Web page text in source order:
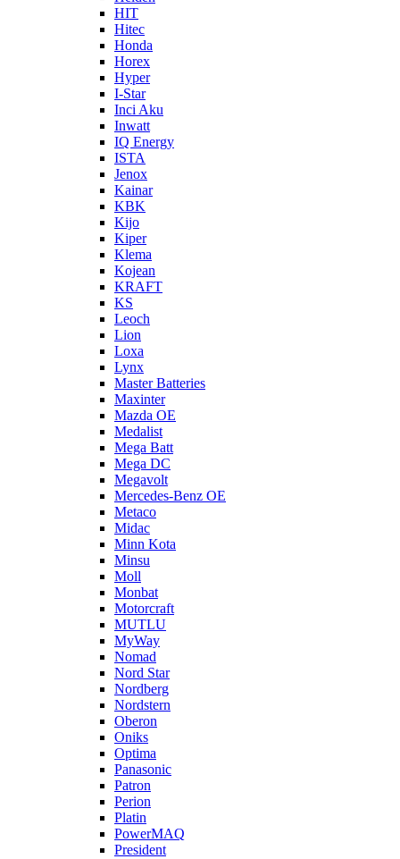
HIT
Hitec
Honda
Horex
Hyper
I-Star
Inci Aku
Inwatt
IQ Energy
ISTA
Jenox
Kainar
KBK
Kijo
Kiper
Klema
Kojean
KRAFT
KS
Leoch
Lion
Loxa
Lynx
Master Batteries
Maxinter
Mazda OE
Medalist
Mega Batt
Mega DC
Megavolt
Mercedes-Benz OE
Metaco
Midac
Minn Kota
Minsu
Moll
Monbat
Motorcraft
MUTLU
MyWay
Nomad
Nord Star
Nordberg
Nordstern
Oberon
Oniks
Optima
Panasonic
Patron
Perion
Platin
PowerMAQ
President